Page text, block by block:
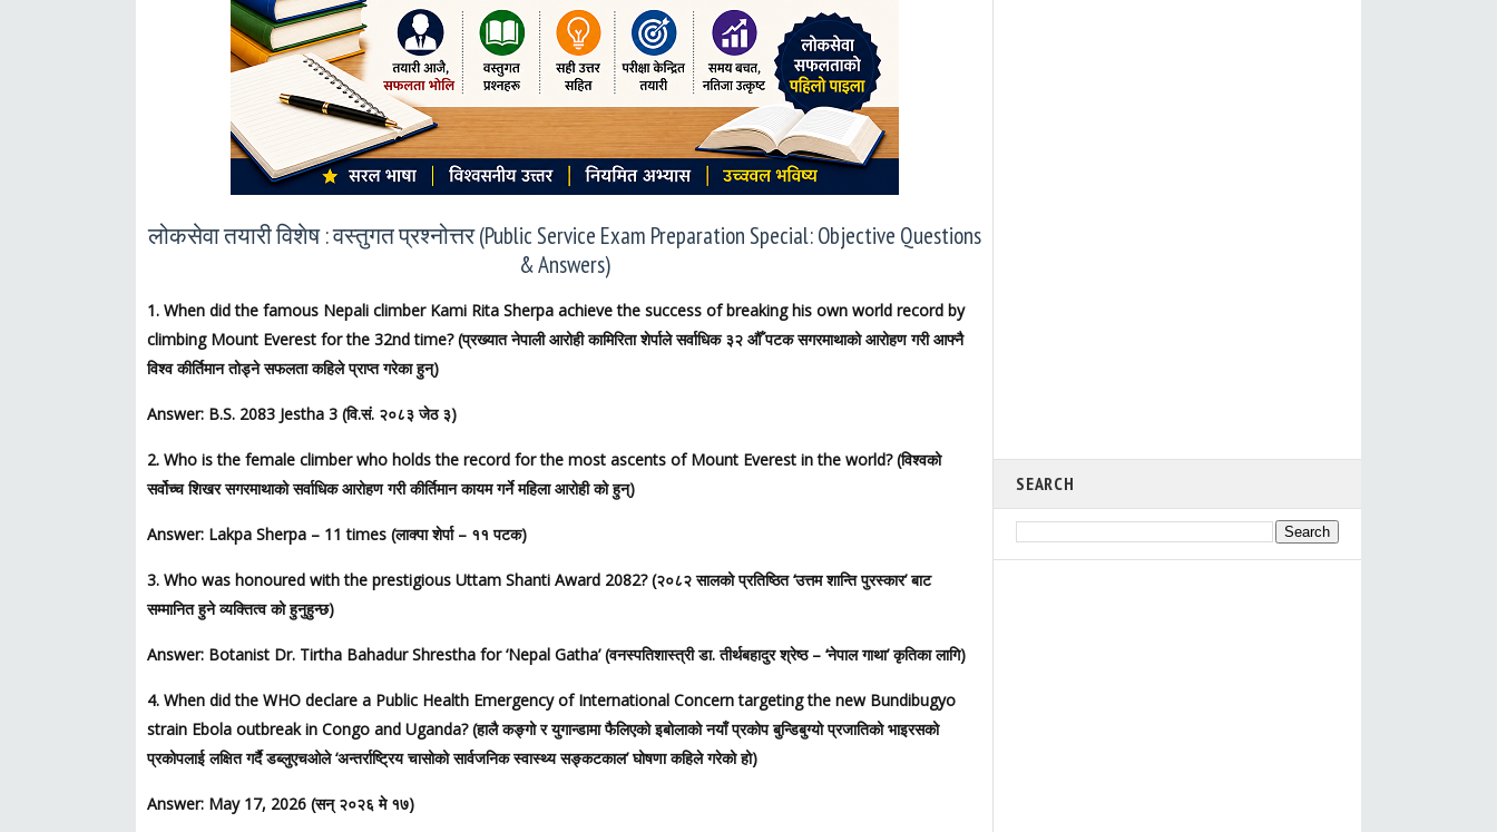
लोकसेवा तयारी विशेष : वस्तुगत प्रश्नोत्तर (Public Service Exam Preparation Special: Objective Questions
& Answers)
1. When did the famous Nepali climber Kami Rita Sherpa achieve the success of breaking his own world record by
climbing Mount Everest for the 32nd time? (प्रख्यात नेपाली आरोही कामिरिता शेर्पाले सर्वाधिक ३२ औँ पटक सगरमाथाको आरोहण गरी आफ्नै
विश्व कीर्तिमान तोड्ने सफलता कहिले प्राप्त गरेका हुन्)
Answer: B.S. 2083 Jestha 3 (वि.सं. २०८३ जेठ ३)
2. Who is the female climber who holds the record for the most ascents of Mount Everest in the world? (विश्वको
सर्वोच्च शिखर सगरमाथाको सर्वाधिक आरोहण गरी कीर्तिमान कायम गर्ने महिला आरोही को हुन्)
Answer: Lakpa Sherpa – 11 times (लाक्पा शेर्पा – ११ पटक)
3. Who was honoured with the prestigious Uttam Shanti Award 2082? (२०८२ सालको प्रतिष्ठित ‘उत्तम शान्ति पुरस्कार’ बाट
सम्मानित हुने व्यक्तित्व को हुनुहुन्छ)
Answer: Botanist Dr. Tirtha Bahadur Shrestha for ‘Nepal Gatha’ (वनस्पतिशास्त्री डा. तीर्थबहादुर श्रेष्ठ – ‘नेपाल गाथा’ कृतिका लागि)
4. When did the WHO declare a Public Health Emergency of International Concern targeting the new Bundibugyo
strain Ebola outbreak in Congo and Uganda? (हालै कङ्गो र युगान्डामा फैलिएको इबोलाको नयाँ प्रकोप बुन्डिबुग्यो प्रजातिको भाइरसको
प्रकोपलाई लक्षित गर्दै डब्लुएचओले ‘अन्तर्राष्ट्रिय चासोको सार्वजनिक स्वास्थ्य सङ्कटकाल’ घोषणा कहिले गरेको हो)
Answer: May 17, 2026 (सन् २०२६ मे १७)
SEARCH